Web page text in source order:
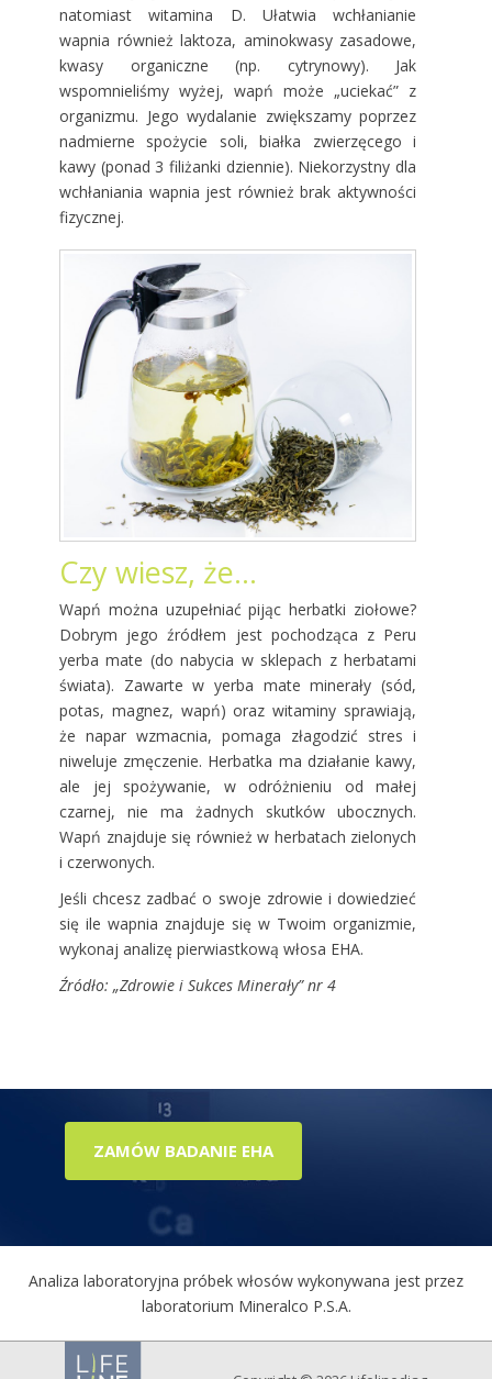
natomiast witamina D. Ułatwia wchłanianie
wapnia również laktoza, aminokwasy zasadowe,
kwasy organiczne (np. cytrynowy). Jak
wspomnieliśmy wyżej, wapń może „uciekać” z
organizmu. Jego wydalanie zwiększamy poprzez
nadmierne spożycie soli, białka zwierzęcego i
kawy (ponad 3 filiżanki dziennie). Niekorzystny dla
wchłaniania wapnia jest również brak aktywności
fizycznej.
Czy wiesz, że…
Wapń można uzupełniać pijąc herbatki ziołowe?
Dobrym jego źródłem jest pochodząca z Peru
yerba mate (do nabycia w sklepach z herbatami
świata). Zawarte w yerba mate minerały (sód,
potas, magnez, wapń) oraz witaminy sprawiają,
że napar wzmacnia, pomaga złagodzić stres i
niweluje zmęczenie. Herbatka ma działanie kawy,
ale jej spożywanie, w odróżnieniu od małej
czarnej, nie ma żadnych skutków ubocznych.
Wapń znajduje się również w herbatach zielonych
i czerwonych.
Jeśli chcesz zadbać o swoje zdrowie i dowiedzieć
się ile wapnia znajduje się w Twoim organizmie,
wykonaj analizę pierwiastkową włosa EHA.
Źródło: „Zdrowie i Sukces Minerały” nr 4
ZAMÓW BADANIE EHA
Analiza laboratoryjna próbek włosów wykonywana jest przez
laboratorium Mineralco P.S.A.